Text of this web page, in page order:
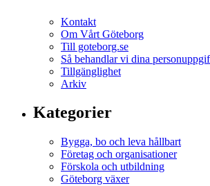
Kontakt
Om Vårt Göteborg
Till goteborg.se
Så behandlar vi dina
Tillgänglighet
Arkiv
Kategorier
Bygga, bo och leva hållbart
Företag och organisationer
Förskola och utbildning
Göteborg växer